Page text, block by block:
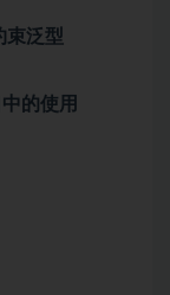
束泛型
的使用